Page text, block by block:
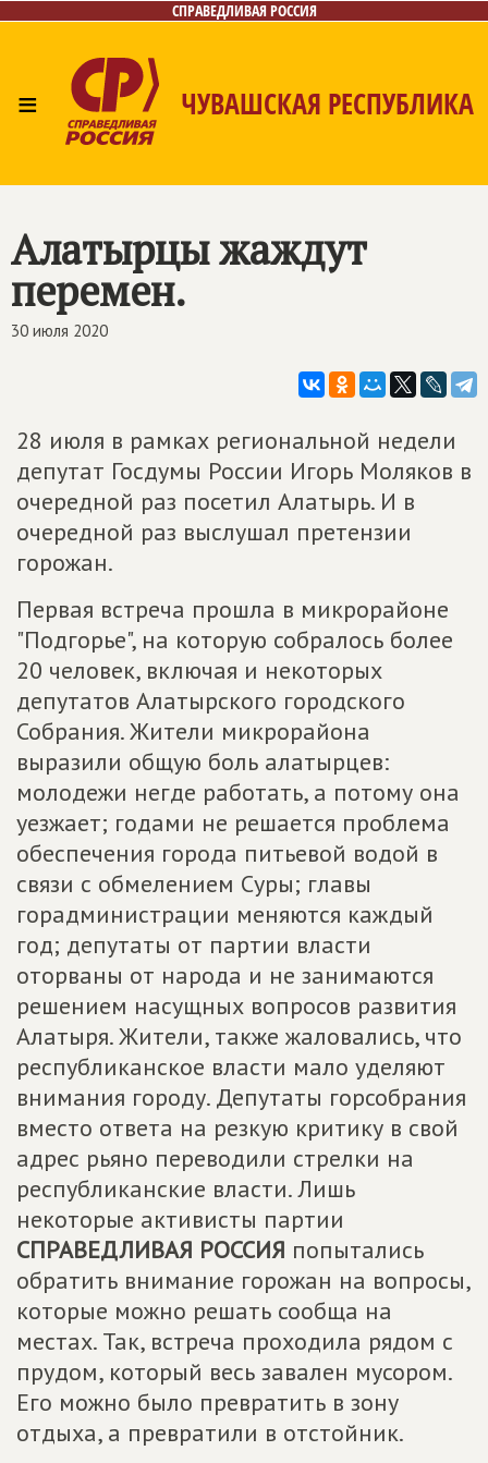
СПРАВЕДЛИВАЯ РОССИЯ
≡ ЧУВАШСКАЯ РЕСПУБЛИКА
Алатырцы жаждут
перемен.
30 июля 2020
28 июля в рамках региональной недели
депутат Госдумы России Игорь Моляков в
очередной раз посетил Алатырь. И в
очередной раз выслушал претензии
горожан.
Первая встреча прошла в микрорайоне
"Подгорье", на которую собралось более
20 человек, включая и некоторых
депутатов Алатырского городского
Собрания. Жители микрорайона
выразили общую боль алатырцев:
молодежи негде работать, а потому она
уезжает; годами не решается проблема
обеспечения города питьевой водой в
связи с обмелением Суры; главы
горадминистрации меняются каждый
год; депутаты от партии власти
оторваны от народа и не занимаются
решением насущных вопросов развития
Алатыря. Жители, также жаловались, что
республиканское власти мало уделяют
внимания городу. Депутаты горсобрания
вместо ответа на резкую критику в свой
адрес рьяно переводили стрелки на
республиканские власти. Лишь
некоторые активисты партии
СПРАВЕДЛИВАЯ РОССИЯ попытались
обратить внимание горожан на вопросы,
которые можно решать сообща на
местах. Так, встреча проходила рядом с
прудом, который весь завален мусором.
Его можно было превратить в зону
отдыха, а превратили в отстойник.